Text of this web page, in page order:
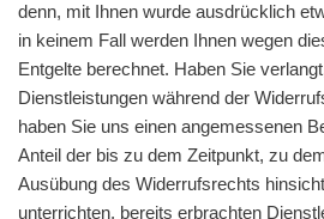
denn, mit Ihnen wurde ausdrücklich
in keinem Fall werden Ihnen wegen
Entgelte berechnet. Haben Sie
Dienstleistungen während der
haben Sie uns einen angemessenen
Anteil der bis zu dem Zeitpunkt, zu
Ausübung des Widerrufsrechts
unterrichten, bereits erbrachten